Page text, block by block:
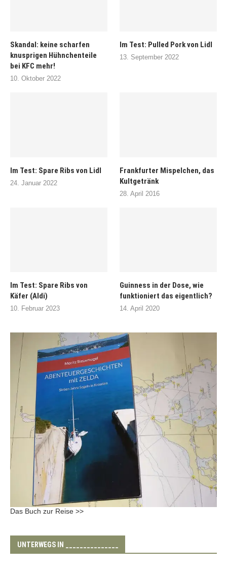
Skandal: keine scharfen
knusprigen Hühnchenteile
bei KFC mehr!
10. Oktober 2022
Im Test: Pulled Pork von Lidl
13. September 2022
Im Test: Spare Ribs von Lidl
24. Januar 2022
Frankfurter Mispelchen, das
Kultgetränk
28. April 2016
Im Test: Spare Ribs von
Käfer (Aldi)
10. Februar 2023
Guinness in der Dose, wie
funktioniert das eigentlich?
14. April 2020
Das Buch zur Reise >>
UNTERWEGS IN _______________